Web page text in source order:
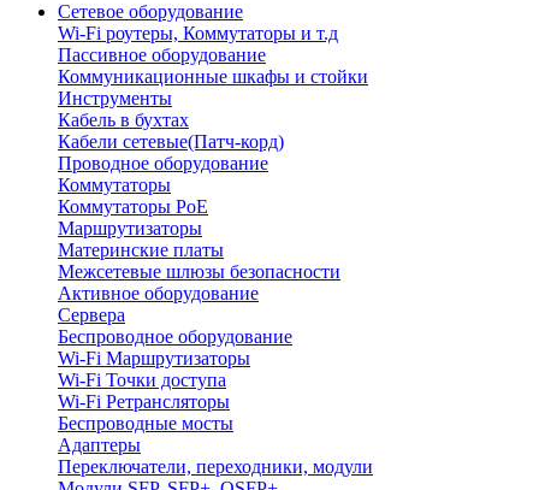
Сетевое оборудование
Wi-Fi роутеры, Коммутаторы и т.д
Пассивное оборудование
Коммуникационные шкафы и стойки
Инструменты
Кабель в бухтах
Кабели сетевые(Патч-корд)
Проводное оборудование
Коммутаторы
Коммутаторы PoE
Маршрутизаторы
Материнские платы
Межсетевые шлюзы безопасности
Активное оборудование
Сервера
Беспроводное оборудование
Wi-Fi Маршрутизаторы
Wi-Fi Точки доступа
Wi-Fi Ретрансляторы
Беспроводные мосты
Адаптеры
Переключатели, переходники, модули